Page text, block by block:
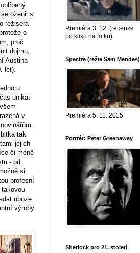
oženil s
režiséra
o
proč
dojmu,
Austina
let).
unikat
v
tak
jejich
či méně
- od
si
profesní
takovou
uboze
výroby
Premiéra 3. 12. (recenze
po kliku na fotku)
Spectre (režie Sam Mendes)
Premiéra 5. 11. 2015
Portrét: Peter Greenaway
Sherlock pro 21. století